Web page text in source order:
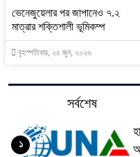
ভেনেজুয়েলার পর জাপানেও ৭.২
মাত্রার শক্তিশালী ভূমিকম্প
বৃহস্পতিবার, ২৫ জুন, ২০২৬
সর্বশেষ
১